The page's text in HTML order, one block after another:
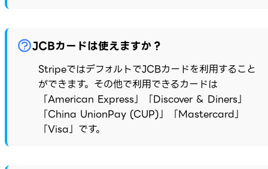
JCBカードは使えますか？
StripeではデフォルトでJCBカードを利用すること
ができます。その他で利用できるカードは
「American Express」「Discover & Diners」
「China UnionPay (CUP)」「Mastercard」
「Visa」です。